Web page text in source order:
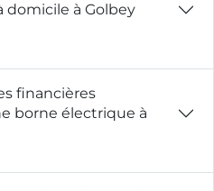
domicile à Golbey
financières
borne électrique à